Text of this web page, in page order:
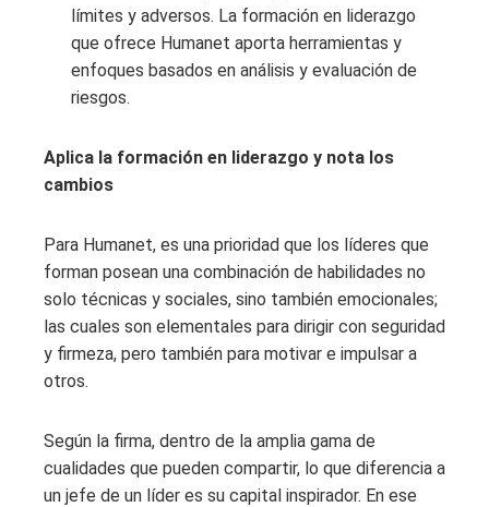
límites y adversos. La formación en liderazgo
que ofrece Humanet aporta herramientas y
enfoques basados en análisis y evaluación de
riesgos.
Aplica la formación en liderazgo y nota los
cambios
Para Humanet, es una prioridad que los líderes que
forman posean una combinación de habilidades no
solo técnicas y sociales, sino también emocionales;
las cuales son elementales para dirigir con seguridad
y firmeza, pero también para motivar e impulsar a
otros.
Según la firma, dentro de la amplia gama de
cualidades que pueden compartir, lo que diferencia a
un jefe de un líder es su capital inspirador. En ese